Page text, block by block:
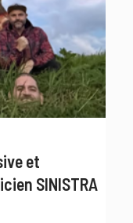
et
SINISTRA